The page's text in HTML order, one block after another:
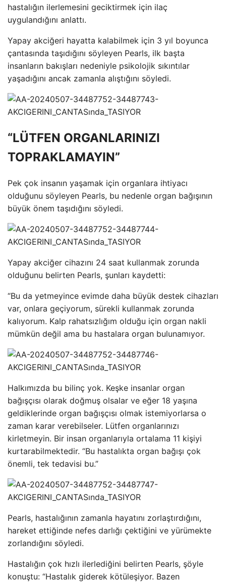
hastalığın ilerlemesini geciktirmek için ilaç
uygulandığını anlattı.
Yapay akciğeri hayatta kalabilmek için 3 yıl boyunca
çantasında taşıdığını söyleyen Pearls, ilk başta
insanların bakışları nedeniyle psikolojik sıkıntılar
yaşadığını ancak zamanla alıştığını söyledi.
“LÜTFEN ORGANLARINIZI
TOPRAKLAMAYIN”
Pek çok insanın yaşamak için organlara ihtiyacı
olduğunu söyleyen Pearls, bu nedenle organ bağışının
büyük önem taşıdığını söyledi.
Yapay akciğer cihazını 24 saat kullanmak zorunda
olduğunu belirten Pearls, şunları kaydetti:
“Bu da yetmeyince evimde daha büyük destek cihazları
var, onlara geçiyorum, sürekli kullanmak zorunda
kalıyorum. Kalp rahatsızlığım olduğu için organ nakli
mümkün değil ama bu hastalara organ bulunamıyor.
Halkımızda bu bilinç yok. Keşke insanlar organ
bağışçısı olarak doğmuş olsalar ve eğer 18 yaşına
geldiklerinde organ bağışçısı olmak istemiyorlarsa o
zaman karar verebilseler. Lütfen organlarınızı
kirletmeyin. Bir insan organlarıyla ortalama 11 kişiyi
kurtarabilmektedir. “Bu hastalıkta organ bağışı çok
önemli, tek tedavisi bu.”
Pearls, hastalığının zamanla hayatını zorlaştırdığını,
hareket ettiğinde nefes darlığı çektiğini ve yürümekte
zorlandığını söyledi.
Hastalığın çok hızlı ilerlediğini belirten Pearls, şöyle
konuştu: “Hastalık giderek kötüleşiyor. Bazen